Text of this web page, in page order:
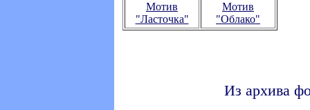
Мотив
"Ласточка"
Мотив
"Облако"
Из архива